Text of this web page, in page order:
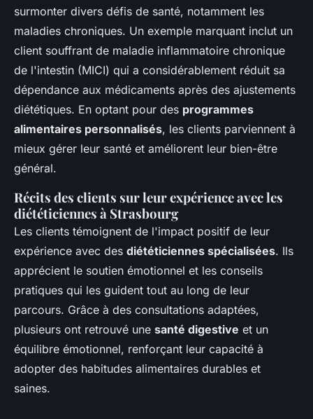
surmonter divers défis de santé, notamment les
maladies chroniques. Un exemple marquant inclut un
client souffrant de maladie inflammatoire chronique
de l'intestin (MICI) qui a considérablement réduit sa
dépendance aux médicaments après des ajustements
diététiques. En optant pour des programmes
alimentaires personnalisés, les clients parviennent à
mieux gérer leur santé et améliorent leur bien-être
général.
Récits des clients sur leur expérience avec les
diététiciennes à Strasbourg
Les clients témoignent de l'impact positif de leur
expérience avec des diététiciennes spécialisées. Ils
apprécient le soutien émotionnel et les conseils
pratiques qui les guident tout au long de leur
parcours. Grâce à des consultations adaptées,
plusieurs ont retrouvé une santé digestive et un
équilibre émotionnel, renforçant leur capacité à
adopter des habitudes alimentaires durables et
saines.